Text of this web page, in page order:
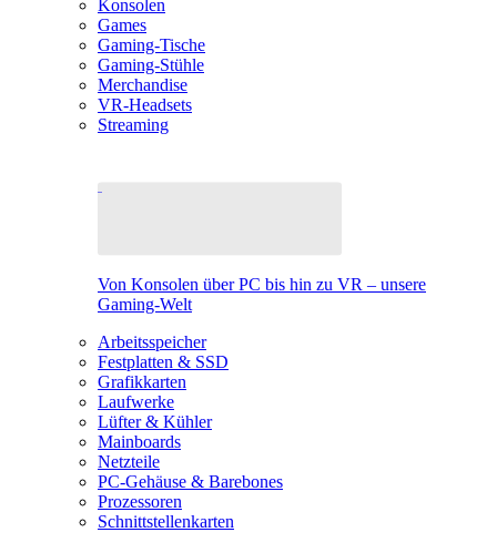
Konsolen
Games
Gaming-Tische
Gaming-Stühle
Merchandise
VR-Headsets
Streaming
Von Konsolen über PC bis hin zu VR – unsere
Gaming-Welt
Arbeitsspeicher
Festplatten & SSD
Grafikkarten
Laufwerke
Lüfter & Kühler
Mainboards
Netzteile
PC-Gehäuse & Barebones
Prozessoren
Schnittstellenkarten